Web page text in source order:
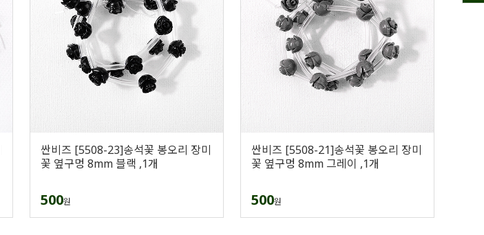
싼비즈 [5508-23]송석꽃 봉오리 장미
꽃 옆구멍 8mm 블랙 ,1개
500원
싼비즈 [5508-21]송석꽃 봉오리 장미
꽃 옆구멍 8mm 그레이 ,1개
500원